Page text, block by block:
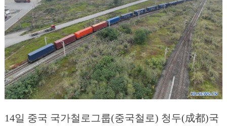
14일 중국 국가철로그룹(중국철로) 청두(成都)국